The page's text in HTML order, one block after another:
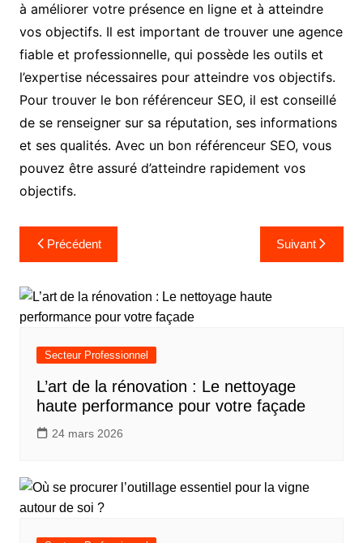
à améliorer votre présence en ligne et à atteindre
vos objectifs. Il est important de trouver une agence
fiable et professionnelle, qui possède les outils et
l’expertise nécessaires pour atteindre vos objectifs.
Pour trouver le bon référenceur SEO, il est conseillé
de se renseigner sur sa réputation, ses informations
et ses qualités. Avec un bon référenceur SEO, vous
pouvez être assuré d’atteindre rapidement vos
objectifs.
Navigation
de
l’article
Précédent Suivant
Secteur Professionnel
L’art de la rénovation : Le nettoyage
haute performance pour votre façade
24 mars 2026